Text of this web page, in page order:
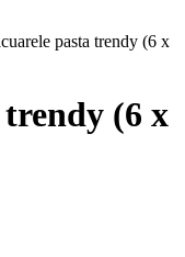
pasta trendy (6 x
trendy (6 x